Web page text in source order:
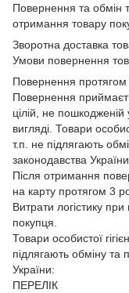
Повернення та обмін
отримання товару
Зворотна доставка
Умови повернення
Повернення протягом
Повернення
цілій, не
вигляді. Товари
т.п. не підлягають
законодавства України.
Після отримання
на карту протягом 3
Витрати логістику
покупця.
Товари особистої
підлягають обміну та
України:
ПЕРЕЛІК